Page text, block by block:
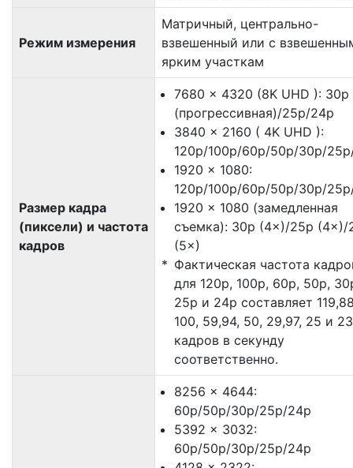
Режим измерения
Матричный, центрально-
взвешенный или с
ярким участкам
Размер кадра
(пиксели) и частота
кадров
7680 × 4320 (8K UHD ): 30p
(прогрессивная)/25p/24p
3840 × 2160 ( 4K UHD ):
120p/100p/60p/50p/30p/
1920 × 1080:
120p/100p/60p/50p/30p/
1920 × 1080 (замедленная
съемка): 30p (4×)/25p (4×)/
(5×)
Фактическая частота
для 120p, 100p, 60p, 50p,
25p и 24p составляет
100, 59,94, 50, 29,97, 25 и
кадров в секунду
соответственно.
8256 × 4644:
60p/50p/30p/25p/24p
5392 × 3032:
60p/50p/30p/25p/24p